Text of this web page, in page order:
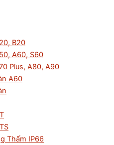
B20
A60, S60
Plus, A80, A90
A60
Thấm IP66